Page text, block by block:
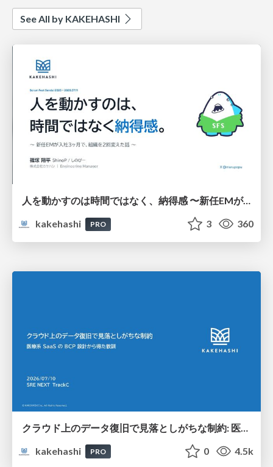
See All by KAKEHASHI
人を動かすのは時間ではなく、納得感 〜新任EMが入社3ヶ月、組織を2回変えた話〜
kakehashi
PRO 3 360
kakehashi
PRO 0 4.5k